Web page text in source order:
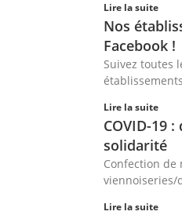
Lire la suite
Nos
Facebook !
Suivez toutes
Lire la suite
COVID-19
solidarité
Confection de
viennoiseries/
Lire la suite